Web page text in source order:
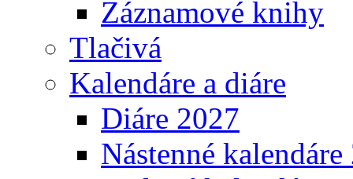
Záznamové knihy
Tlačivá
Kalendáre a diáre
Diáre 2027
Nástenné